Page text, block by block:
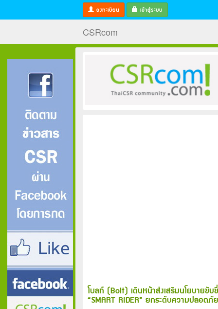
ลงทะเบียน เข้าสู่ระบบ
CSRcom
โบลท์ (Bolt) เดินหน้าส่งเสริมนโยบาย
“SMART RIDER” ยกระดับความปลอด